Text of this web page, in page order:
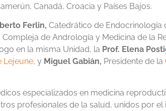
Canadá, Croacia y Países Bajos.
Ferlin, Catedrático de Endocrinología
de Andrología y Medicina de la
en la misma Unidad, la Prof. Elena
Lejeune, y Miguel Gabián, Presidente de la
especializados en medicina
profesionales de la salud, unidos por el